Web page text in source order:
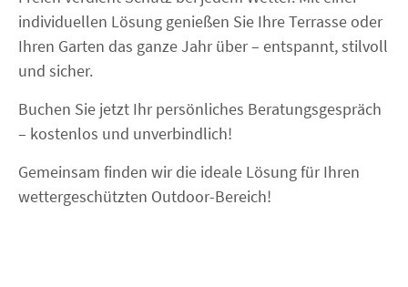
individuellen Lösung genießen Sie Ihre Terrasse oder
Ihren Garten das ganze Jahr über – entspannt, stilvoll
und sicher.
Buchen Sie jetzt Ihr persönliches Beratungsgespräch
– kostenlos und unverbindlich!
Gemeinsam finden wir die ideale Lösung für Ihren
wettergeschützten Outdoor-Bereich!